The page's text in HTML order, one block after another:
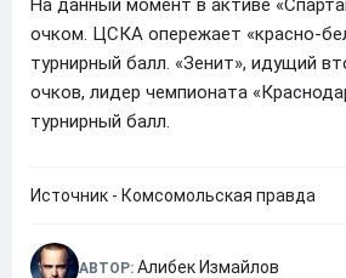
На данный момент в активе
очком. ЦСКА опережает «красно-
турнирный балл. «Зенит», идущий
очков, лидер чемпионата
турнирный балл.
Источник - Комсомольская правда
АВТОР: Алибек Измайлов